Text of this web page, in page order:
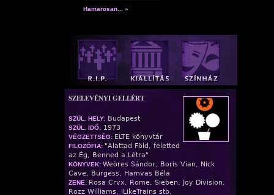
Hamarosan... »
SZELEVÉNYI GELLÉRT
SZÜL. HELY: Budapest
SZÜL. IDŐ: 1973
VÉGZETTSÉG: ELTE könyvtár
FILOZÓFIA: "Alattad Föld, feletted
az Ég, Benned a Létra"
KÖNYVEK: Weöres Sándor, Boris Vian, Nick
Cave, Burgess, Hamvas Béla
ZENE: Rosa Crvx, Rome, Sieben, Joy Division,
Rozz Williams, iLikeTrains stb.